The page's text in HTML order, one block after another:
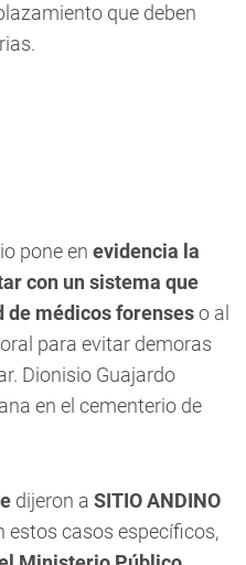
que deben
pone en evidencia la
con un sistema que
médicos forenseso al
para evitar demoras
Dionisio Guajardo
en el cementerio de
dijeron a SITIO ANDINO
estos casos específicos,